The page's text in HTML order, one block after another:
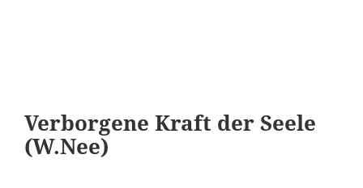
Verborgene Kraft der Seele
(W.Nee)